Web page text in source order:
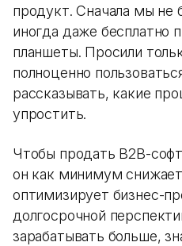
продукт. Сначала мы не
иногда даже бесплатно
планшеты. Просили
полноценно
рассказывать, какие
упростить.
Чтобы продать B2B-
он как минимум
оптимизирует бизнес-
долгосрочной
зарабатывать больше,